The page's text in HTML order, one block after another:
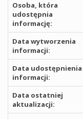
Osoba, która
udostępnia
informację:
Data wytworzenia
informacji:
Data udostępnienia
informacji:
Data ostatniej
aktualizacji: